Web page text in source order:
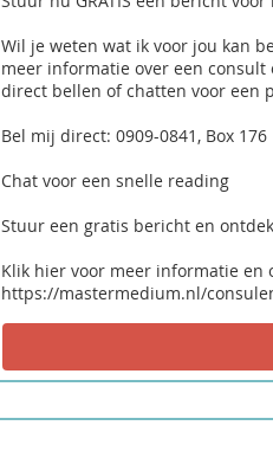
Wil je weten wat ik voor jou kan
meer informatie over een
direct bellen of chatten voor een
Bel mij direct: 0909-0841, Box 176
Chat voor een snelle reading
Stuur een gratis bericht en
Klik hier voor meer informatie en
https://mastermedium.nl/